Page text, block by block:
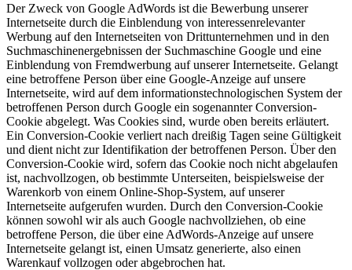
Der Zweck von Google AdWords ist die Bewerbung unserer
Internetseite durch die Einblendung von interessenrelevanter
Werbung auf den Internetseiten von Drittunternehmen und in den
Suchmaschinenergebnissen der Suchmaschine Google und eine
Einblendung von Fremdwerbung auf unserer Internetseite. Gelangt
eine betroffene Person über eine Google-Anzeige auf unsere
Internetseite, wird auf dem informationstechnologischen System der
betroffenen Person durch Google ein sogenannter Conversion-
Cookie abgelegt. Was Cookies sind, wurde oben bereits erläutert.
Ein Conversion-Cookie verliert nach dreißig Tagen seine Gültigkeit
und dient nicht zur Identifikation der betroffenen Person. Über den
Conversion-Cookie wird, sofern das Cookie noch nicht abgelaufen
ist, nachvollzogen, ob bestimmte Unterseiten, beispielsweise der
Warenkorb von einem Online-Shop-System, auf unserer
Internetseite aufgerufen wurden. Durch den Conversion-Cookie
können sowohl wir als auch Google nachvollziehen, ob eine
betroffene Person, die über eine AdWords-Anzeige auf unsere
Internetseite gelangt ist, einen Umsatz generierte, also einen
Warenkauf vollzogen oder abgebrochen hat.